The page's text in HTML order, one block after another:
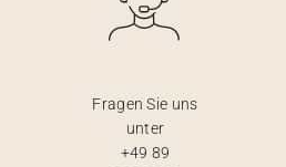
Fragen Sie uns
unter
+49 89